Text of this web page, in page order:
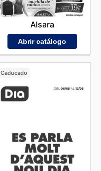
Alsara
Abrir catálogo
Caducado